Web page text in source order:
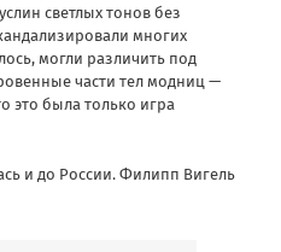
светлых тонов без
многих
могли различить под
части тел модниц —
это была только игра
и до России. Филипп Вигель